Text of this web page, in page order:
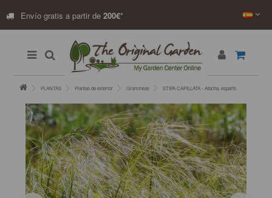
Envío gratis a partir de 200€*
PLANTAS Plantas de exterior Gramíneas STIPA CAPILLATA - Atocha, esparto